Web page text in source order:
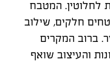
לחלוטין. המטבח
חלקים, שילוב
ברוב המקרים
והעיצוב שואף